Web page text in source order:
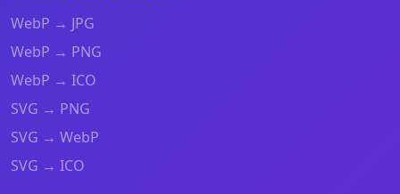
WebP → JPG
WebP → PNG
WebP → ICO
SVG → PNG
SVG → WebP
SVG → ICO